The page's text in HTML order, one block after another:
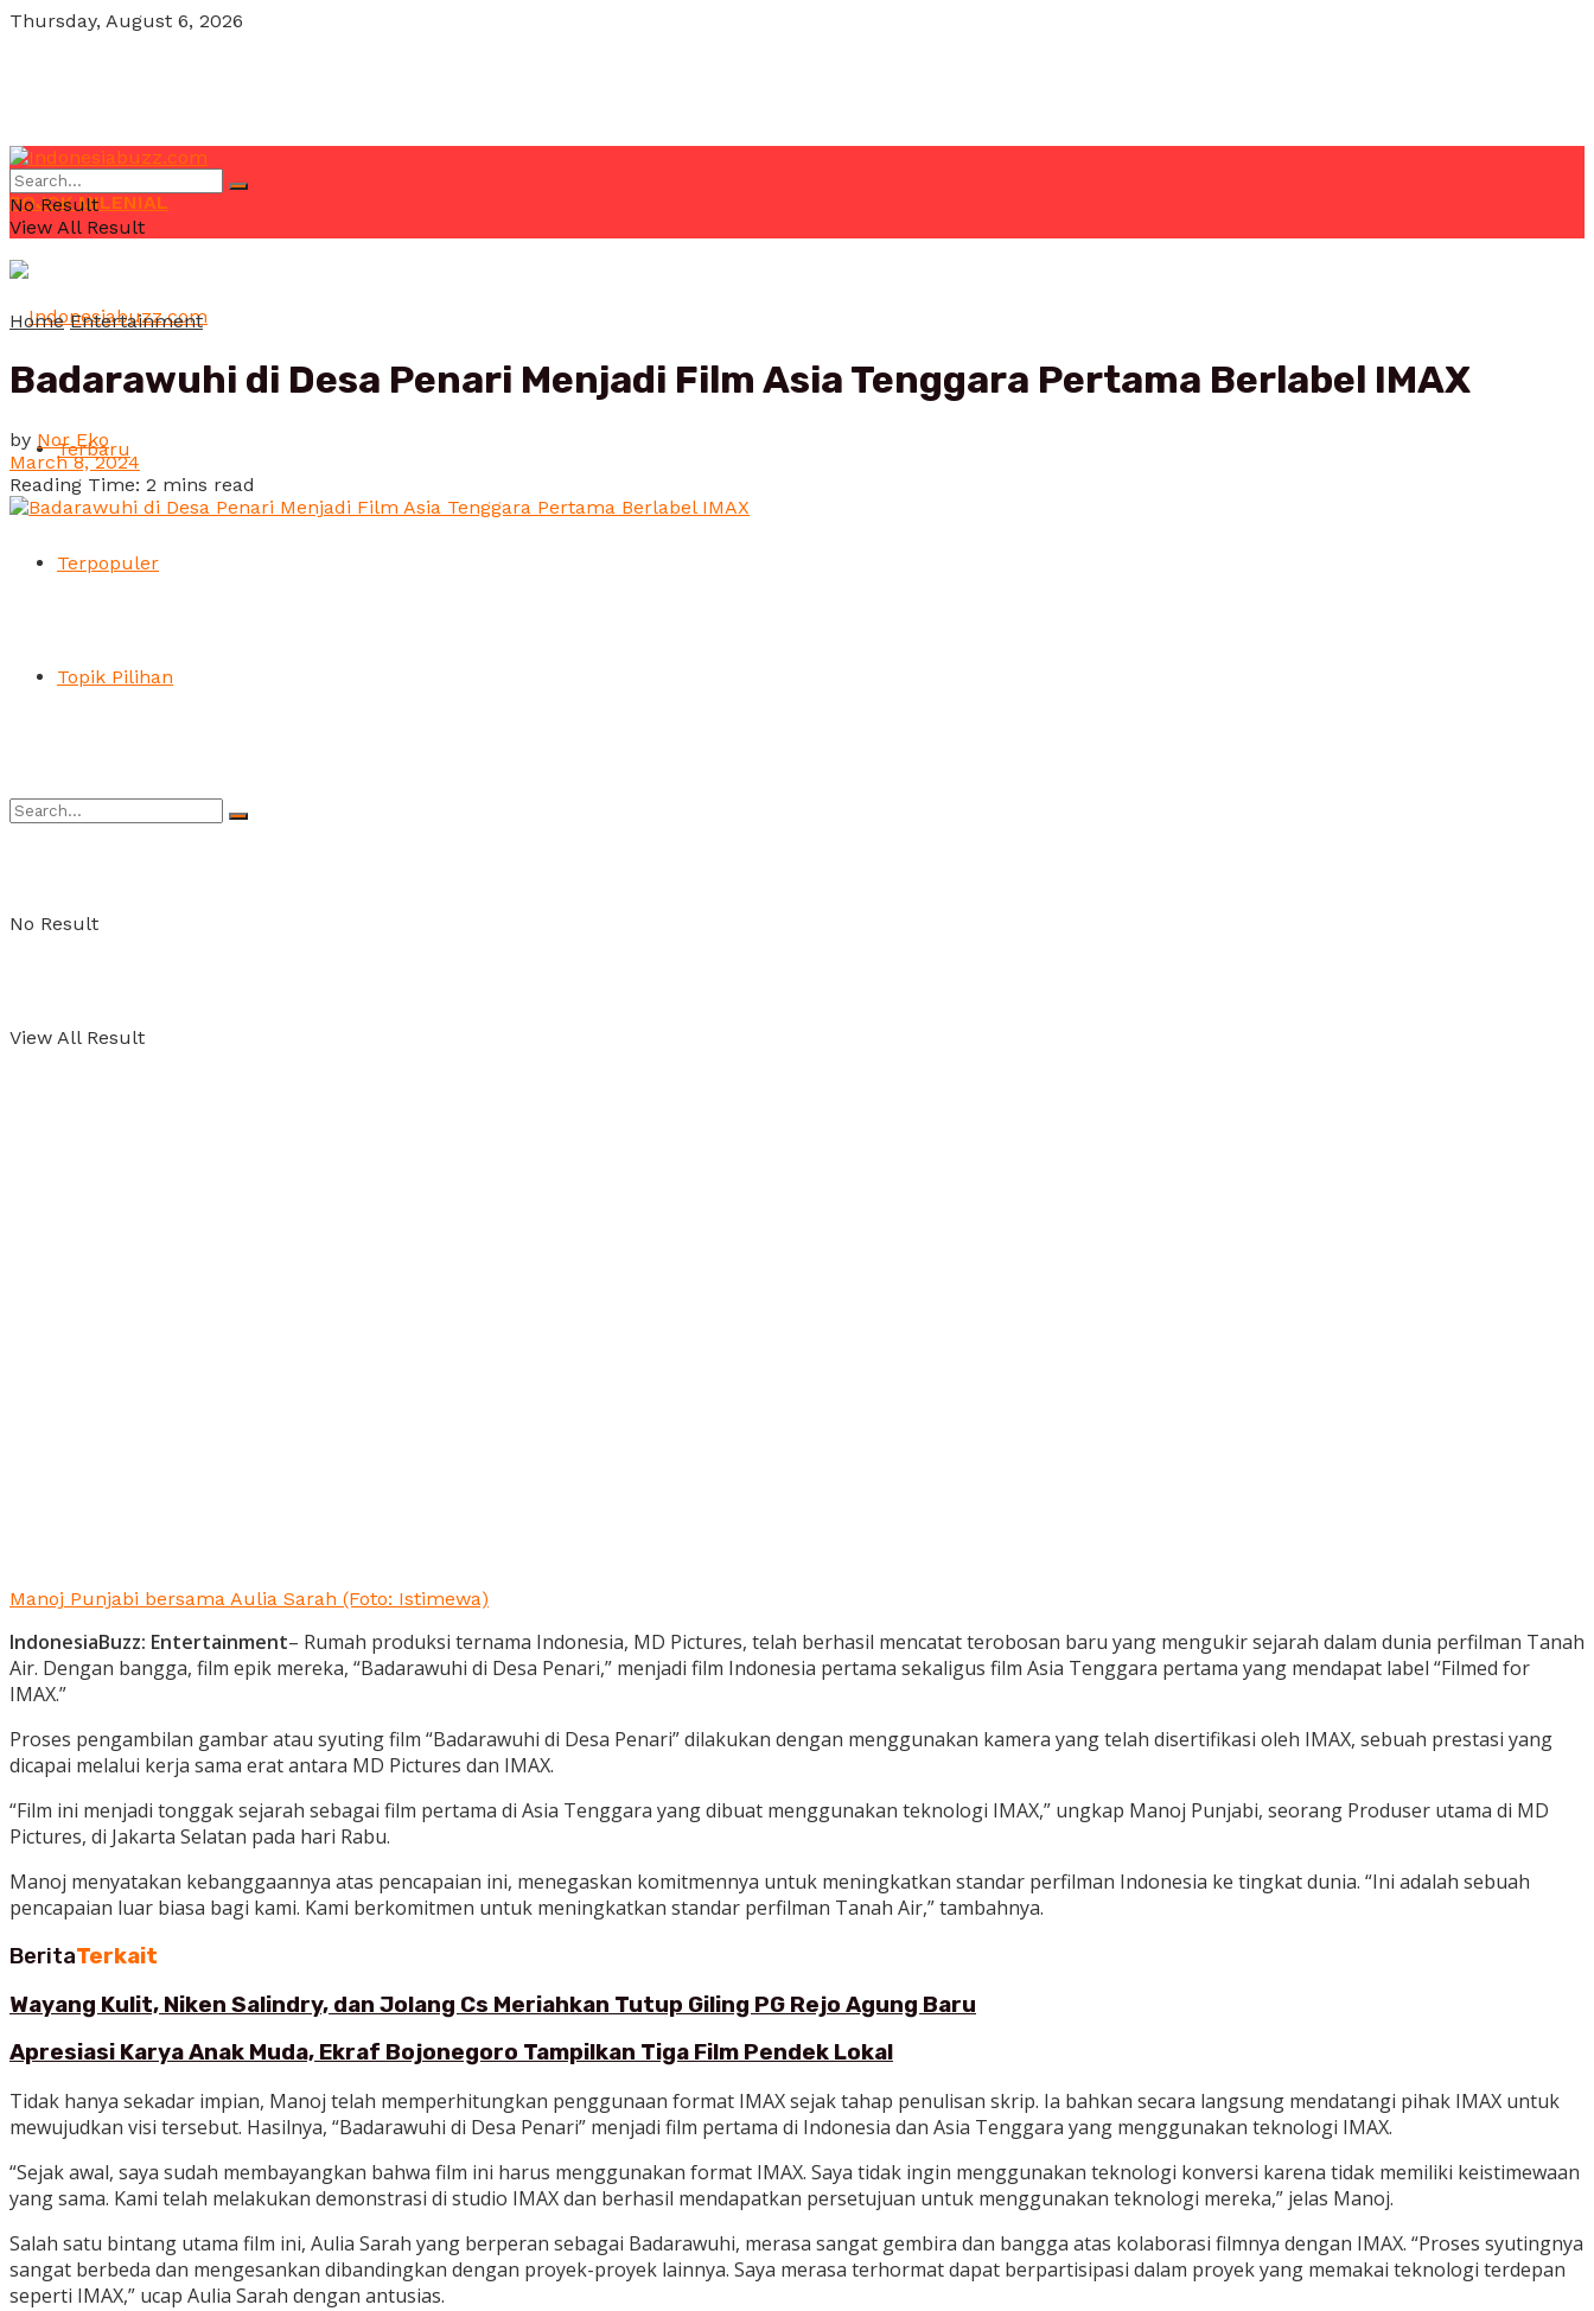
Thursday, August 6, 2026
POJOK MILENIAL
Terbaru
Terpopuler
Topik Pilihan
No Result
View All Result
No Result
View All Result
Home Entertainment
Badarawuhi di Desa Penari Menjadi Film Asia Tenggara Pertama Berlabel IMAX
by Nor Eko
March 8, 2024
Reading Time: 2 mins read
Manoj Punjabi bersama Aulia Sarah (Foto: Istimewa)
IndonesiaBuzz: Entertainment– Rumah produksi ternama Indonesia, MD Pictures, telah berhasil mencatat terobosan baru yang mengukir sejarah dalam dunia perfilman Tanah
Air. Dengan bangga, film epik mereka, “Badarawuhi di Desa Penari,” menjadi film Indonesia pertama sekaligus film Asia Tenggara pertama yang mendapat label “Filmed for
IMAX.”
Proses pengambilan gambar atau syuting film “Badarawuhi di Desa Penari” dilakukan dengan menggunakan kamera yang telah disertifikasi oleh IMAX, sebuah prestasi yang
dicapai melalui kerja sama erat antara MD Pictures dan IMAX.
“Film ini menjadi tonggak sejarah sebagai film pertama di Asia Tenggara yang dibuat menggunakan teknologi IMAX,” ungkap Manoj Punjabi, seorang Produser utama di MD
Pictures, di Jakarta Selatan pada hari Rabu.
Manoj menyatakan kebanggaannya atas pencapaian ini, menegaskan komitmennya untuk meningkatkan standar perfilman Indonesia ke tingkat dunia. “Ini adalah sebuah
pencapaian luar biasa bagi kami. Kami berkomitmen untuk meningkatkan standar perfilman Tanah Air,” tambahnya.
BeritaTerkait
Wayang Kulit, Niken Salindry, dan Jolang Cs Meriahkan Tutup Giling PG Rejo Agung Baru
Apresiasi Karya Anak Muda, Ekraf Bojonegoro Tampilkan Tiga Film Pendek Lokal
Tidak hanya sekadar impian, Manoj telah memperhitungkan penggunaan format IMAX sejak tahap penulisan skrip. Ia bahkan secara langsung mendatangi pihak IMAX untuk
mewujudkan visi tersebut. Hasilnya, “Badarawuhi di Desa Penari” menjadi film pertama di Indonesia dan Asia Tenggara yang menggunakan teknologi IMAX.
“Sejak awal, saya sudah membayangkan bahwa film ini harus menggunakan format IMAX. Saya tidak ingin menggunakan teknologi konversi karena tidak memiliki keistimewaan
yang sama. Kami telah melakukan demonstrasi di studio IMAX dan berhasil mendapatkan persetujuan untuk menggunakan teknologi mereka,” jelas Manoj.
Salah satu bintang utama film ini, Aulia Sarah yang berperan sebagai Badarawuhi, merasa sangat gembira dan bangga atas kolaborasi filmnya dengan IMAX. “Proses syutingnya
sangat berbeda dan mengesankan dibandingkan dengan proyek-proyek lainnya. Saya merasa terhormat dapat berpartisipasi dalam proyek yang memakai teknologi terdepan
seperti IMAX,” ucap Aulia Sarah dengan antusias.